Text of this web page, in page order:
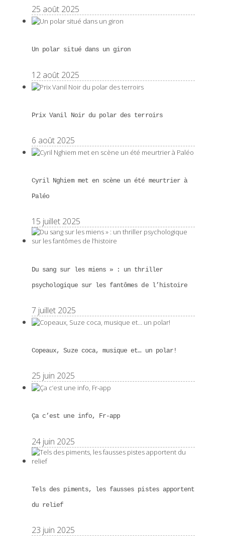
25 août 2025
Un polar situé dans un giron
12 août 2025
Prix Vanil Noir du polar des terroirs
6 août 2025
Cyril Nghiem met en scène un été meurtrier à
Paléo
15 juillet 2025
Du sang sur les miens » : un thriller
psychologique sur les fantômes de l’histoire
7 juillet 2025
Copeaux, Suze coca, musique et… un polar!
25 juin 2025
Ça c’est une info, Fr-app
24 juin 2025
Tels des piments, les fausses pistes apportent
du relief
23 juin 2025